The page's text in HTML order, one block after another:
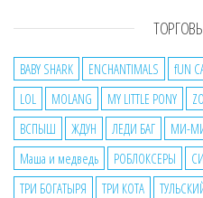
BABY SHARK ENCHANTIMALS fUN
LOL
MOLANG MY LITTLE PONY
ВСПЫШ
ЖДУН ЛЕДИ БАГ МИ-
Маша и медведь
РОБЛОКСЕРЫ
ТРИ БОГАТЫРЯ
ТРИ КОТА